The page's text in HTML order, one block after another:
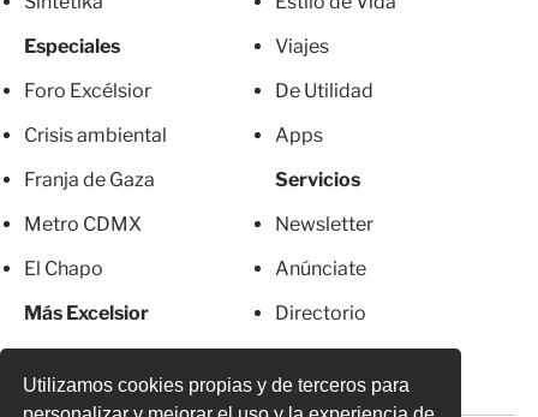
Utilizamos cookies propias y de terceros para
Especiales
Foro Excélsior
Crisis ambiental
Franja de Gaza
Metro CDMX
El Chapo
Más Excelsior
Viajes
De Utilidad
Apps
Servicios
Newsletter
Anúnciate
Directorio